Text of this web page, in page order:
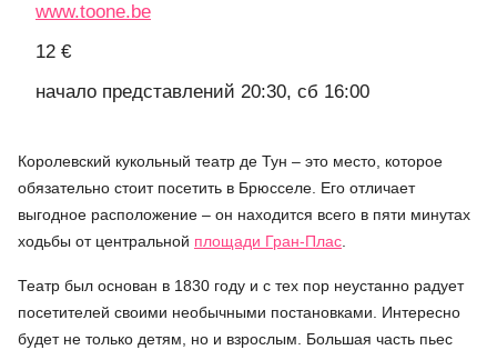
www.toone.be
12 €
начало представлений 20:30, сб 16:00
Королевский кукольный театр де Тун – это место, которое
обязательно стоит посетить в Брюсселе. Его отличает
выгодное расположение – он находится всего в пяти минутах
ходьбы от центральной площади Гран-Плас
Театр был основан в 1830 году и с тех пор неустанно радует
посетителей своими необычными постановками. Интересно
будет не только детям, но и взрослым. Большая часть пьес